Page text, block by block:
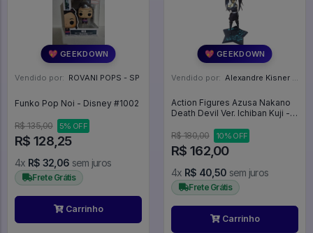
💖 GEEKDOWN
Vendido por: ROVANI POPS - SP
Funko Pop Noi - Disney #1002
R$ 135,00 5% OFF
R$ 128,25
4x R$ 32,06 sem juros
Frete Grátis
Carrinho
💖 GEEKDOWN
Vendido por: Alexandre Kisner - PR
Action Figures Azusa Nakano
Death Devil Ver. Ichiban Kuji -
R$ 180,00
10% OFF
R$ 162,00
4x R$ 40,50 sem juros
Frete Grátis
Carrinho